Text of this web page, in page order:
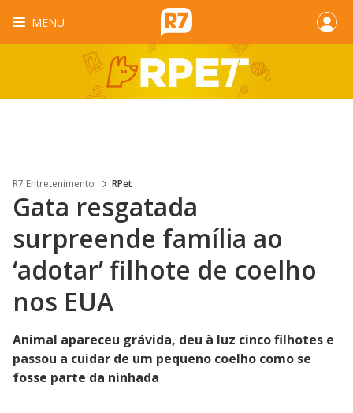
MENU
R7 Entretenimento RPet
Gata resgatada
surpreende família ao
‘adotar’ filhote de coelho
nos EUA
Animal apareceu grávida, deu à luz cinco filhotes e
passou a cuidar de um pequeno coelho como se
fosse parte da ninhada